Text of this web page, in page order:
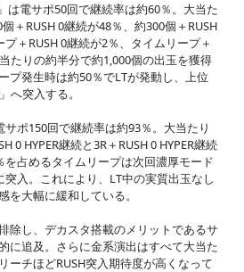
は電サポ50回で継続率は約60％。大当た
＋RUSH 0継続が48％、約300個＋RUSH
＋RUSH 0継続が2％、タイムリープ＋
たりの約半分で約1,000個の出玉を獲得
プ発生時は約50％でLTが発動し、上位
へ突入する。
サポ150回で継続率は約93％。大当たり
0 HYPER継続と3R＋RUSH 0 HYPER継続
占めるタイムリープは次回濃厚モード
入。これにより、LT中の実質出玉なし
を大幅に緩和している。
除し、デカスタ搭載のメリットであるサ
に追及。さらに金系演出はすべて大当た
ーチほどRUSH突入期待度が高くなって